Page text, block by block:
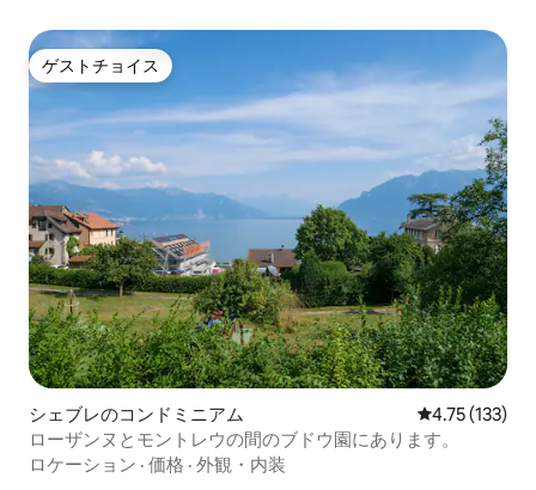
ゲストチョイス
ゲストチョイス
シェブレのコンドミニアム レビュー133
4.75 (133)
ローザンヌとモントレウの間のブドウ園にあります。
ロケーション · 価格 · 外観・内装